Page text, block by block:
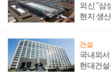
외신 "삼
현지 생
건설
국내외서
현대건설